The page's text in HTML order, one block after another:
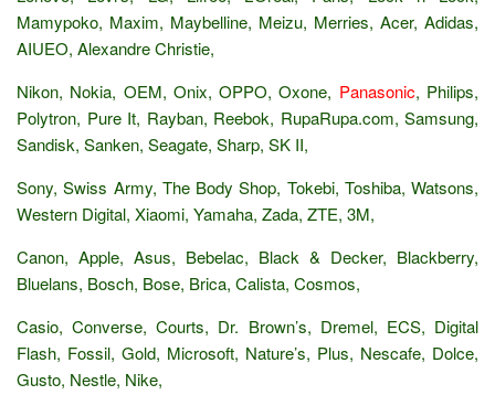
Mamypoko, Maxim, Maybelline, Meizu, Merries, Acer, Adidas,
AIUEO, Alexandre Christie,
Nikon, Nokia, OEM, Onix, OPPO, Oxone, Panasonic, Philips,
Polytron, Pure It, Rayban, Reebok, RupaRupa.com, Samsung,
Sandisk, Sanken, Seagate, Sharp, SK II,
Sony, Swiss Army, The Body Shop, Tokebi, Toshiba, Watsons,
Western Digital, Xiaomi, Yamaha, Zada, ZTE, 3M,
Canon, Apple, Asus, Bebelac, Black & Decker, Blackberry,
Bluelans, Bosch, Bose, Brica, Calista, Cosmos,
Casio, Converse, Courts, Dr. Brown’s, Dremel, ECS, Digital
Flash, Fossil, Gold, Microsoft, Nature’s, Plus, Nescafe, Dolce,
Gusto, Nestle, Nike,